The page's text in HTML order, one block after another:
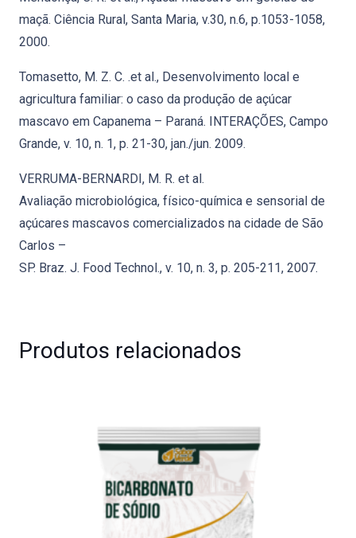
maçã. Ciência Rural, Santa Maria, v.30, n.6, p.1053-1058,
2000.
Tomasetto, M. Z. C. .et al., Desenvolvimento local e
agricultura familiar: o caso da produção de açúcar
mascavo em Capanema – Paraná. INTERAÇÕES, Campo
Grande, v. 10, n. 1, p. 21-30, jan./jun. 2009.
VERRUMA-BERNARDI, M. R. et al.
Avaliação microbiológica, físico-química e sensorial de
açúcares mascavos comercializados na cidade de São
Carlos –
SP. Braz. J. Food Technol., v. 10, n. 3, p. 205-211, 2007.
Produtos relacionados